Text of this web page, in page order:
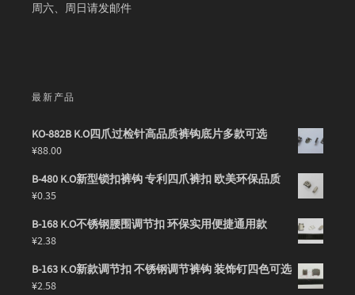
周六、周日请发邮件
最新产品
KO-882B K.O四爪过检针高品质裤钩底片多款可选
¥88.00
B-480 K.O新型锁扣裤钩 专利四爪裤扣 欧美环保品质
¥0.35
B-168 K.O不锈钢腰围调节扣 环保实用便捷通用款
¥2.38
B-163 K.O新款调节扣 不锈钢调节裤钩 装饰钉四色可选
¥2.58